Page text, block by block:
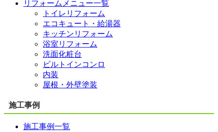
リフォームメニュー一覧
トイレリフォーム
エコキュート・給湯器
キッチンリフォーム
浴室リフォーム
洗面化粧台
ビルトインコンロ
内装
屋根・外壁塗装
施工事例
施工事例一覧